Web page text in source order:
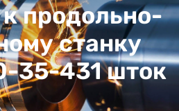
продольно-
станку
35-431 шток